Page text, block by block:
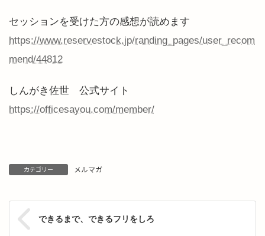
セッションを受けた方の感想が読めます
https://www.reservestock.jp/randing_pages/user_recom
mend/44812
しんがき佐世 公式サイト
https://officesayou.com/member/
カテゴリー メルマガ
できるまで、できるフリをしろ